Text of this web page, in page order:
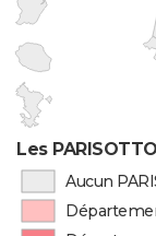
Les
Aucun